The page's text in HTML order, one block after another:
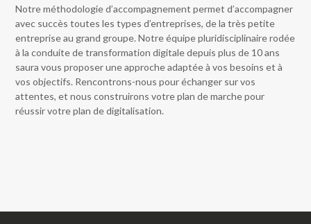
Notre méthodologie d’accompagnement permet d’accompagner
avec succès toutes les types d’entreprises, de la très petite
entreprise au grand groupe. Notre équipe pluridisciplinaire rodée
à la conduite de transformation digitale depuis plus de 10 ans
saura vous proposer une approche adaptée à vos besoins et à
vos objectifs. Rencontrons-nous pour échanger sur vos
attentes, et nous construirons votre plan de marche pour
réussir votre plan de digitalisation.